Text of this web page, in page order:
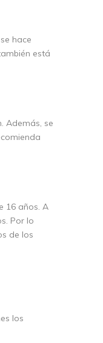
hace
está
Además, se
16 años. A
Por lo
de los
los